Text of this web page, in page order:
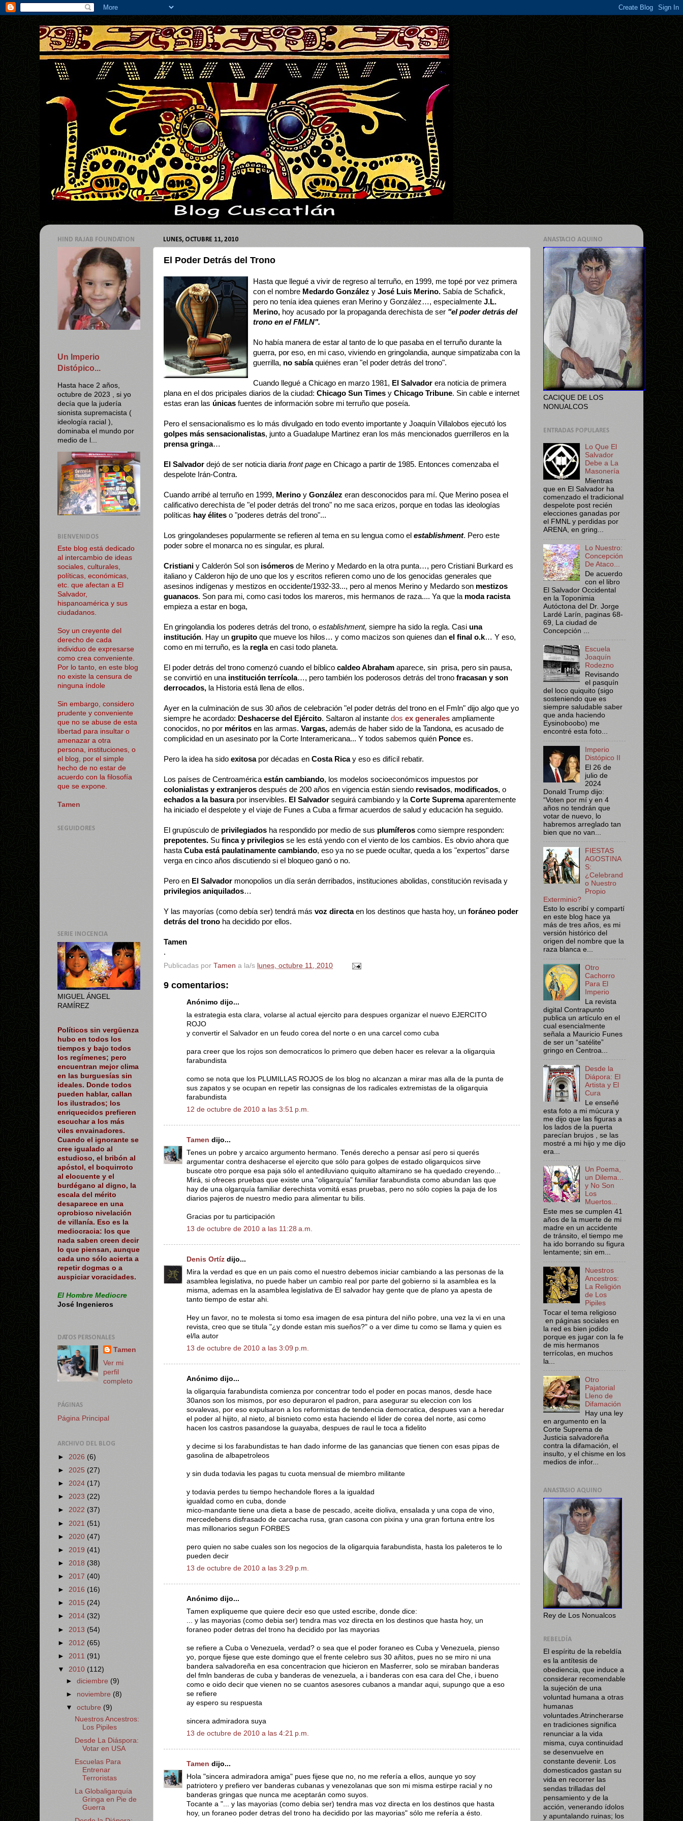
LUNES, OCTUBRE 11, 2010
El Poder Detrás del Trono
Hasta que llegué a vivir de regreso al terruño, en 1999, me topé por vez primera
con el nombre Medardo González y José Luis Merino. Sabía de Schafick,
pero no tenía idea quienes eran Merino y González…, especialmente J.L.
Merino, hoy acusado por la propaganda derechista de ser "el poder detrás del
trono en el FMLN".
No había manera de estar al tanto de lo que pasaba en el terruño durante la
guerra, por eso, en mi caso, viviendo en gringolandia, aunque simpatizaba con la
guerrilla, no sabíaquiénes eran "el poder detrás del trono".
Cuando llegué a Chicago en marzo 1981, El Salvador era noticia de primera
plana en el dos pricipales diarios de la ciudad: Chicago Sun Times y Chicago Tribune. Sin cable e internet
estas eran las únicas fuentes de información sobre mi terruño que poseía.
Pero el sensacionalismo es lo más divulgado en todo evento importante y Joaquín Villalobos ejecutó los
golpes más sensacionalistas, junto a Guadalupe Martinez eran los más mencionados guerrilleros en la
prensa gringa…
El Salvador dejó de ser noticia diaria front page en Chicago a partir de 1985. Entonces comenzaba el
despelote Irán-Contra.
Cuando arribé al terruño en 1999, Merino y González eran desconocidos para mí. Que Merino posea el
calificativo derechista de "el poder detrás del trono" no me saca erizos, porque en todas las ideologías
políticas hay élites o "poderes detrás del trono"...
Los gringolandeses popularmente se refieren al tema en su lengua como el establishment. Pero este
poder sobre el monarca no es singular, es plural.
Cristiani y Calderón Sol son isómeros de Merino y Medardo en la otra punta…, pero Cristiani Burkard es
italiano y Calderon hijo de uno que los y escritos refieren como uno de los genocidas generales que
asesinos indígenas y mestizos en occidente/1932-33..., pero al menos Merino y Medardo son mestizos
guanacos. Son para mi, como casi todos los mareros, mis hermanos de raza.... Ya que la moda racista
empieza a estar en boga,
En gringolandia los poderes detrás del trono, o establishment, siempre ha sido la regla. Casi una
institución. Hay un grupito que mueve los hilos… y como macizos son quienes dan el final o.k… Y eso,
como en mi terruño, es la reglaen casi todo planeta.
El poder detrás del trono comenzó cuando el bíblico caldeo Abraham aparece, sin prisa, pero sin pausa,
se convirtió en una institución terrícola…, pero también los poderosos detrás del trono fracasan y son
derrocados, la Historia está llena de ellos.
Ayer en la culminación de sus 30 años de celebración "el poder detrás del trono en el Fmln" dijo algo que yo
siempre he acordado: Deshacerse del Ejército. Saltaron al instante dos ex generales ampliamente
conocidos, no por méritos en las armas. Vargas, además de haber sido de la Tandona, es acusado de
complicidad en un asesinato por la Corte Interamericana... Y todos sabemos quién Ponce es.
Pero la idea ha sido exitosapor décadas en Costa Ricay eso es difícil rebatir.
Los países de Centroamérica están cambiando, los modelos socioeconómicos impuestos por
colonialistas y extranjeros después de 200 años en vigencia están siendo revisados, modificados, o
echados a la basurapor inservibles. El Salvador seguirá cambiando y la Corte Supremaaparentemente
ha iniciado el despelote y el viaje de Funes a Cuba a firmar acuerdos de salud y educación ha seguido.
El grupúsculo de privilegiados ha respondido por medio de sus plumíferos como siempre responden:
prepotentes. Su finca y privilegios se les está yendo con el viento de los cambios. Es obvio ahora que
hasta Cuba está paulatinamente cambiando, eso ya no se puede ocultar, queda a los "expertos" darse
verga en cinco años discutiendo si el bloqueo ganó o no.
Pero en El Salvador monopolios un día serán derribados, instituciones abolidas, constitución revisada y
privilegios aniquilados…
Y las mayorías (como debía ser) tendrá más voz directaen los destinos que hasta hoy, un foráneo poder
detrás del trono ha decidido por ellos.
Tamen
.
Publicadas por Tamen a la/s lunes, octubre 11, 2010
9 comentarios:
Anónimo dijo...
la estrategia esta clara, volarse al actual ejercito para despues organizar el nuevo EJERCITO
ROJO
y convertir el Salvador en un feudo corea del norte o en una carcel como cuba
para creer que los rojos son democraticos lo primero que deben hacer es relevar a la oligarquia
farabundista
como se nota que los PLUMILLAS ROJOS de los blog no alcanzan a mirar mas alla de la punta de
sus zapatos y se ocupan en repetir las consignas de los radicales extremistas de la oligarquia
farabundista
12 de octubre de 2010 a las 3:51 p.m.
Tamen dijo...
Tenes un pobre y arcaico argumento hermano. Tenés derecho a pensar así pero si querés
argumentar contra deshacerse el ejercito que sólo para golpes de estado oligarquicos sirve
buscate otro porque esa paja sólo el antediluviano quiquito altamirano se ha quedado creyendo...
Mirá, si ofreces pruebas que existe una "oligarquía" familiar farabundista como abundan las que
hay de una olgarquía familiar derechista vomitá esas pruebas, pero no sólo copies la paja de los
diarios pajeros de nuestro medio para alimentar tu bilis.
Gracias por tu participación
13 de octubre de 2010 a las 11:28 a.m.
Denis Ortíz dijo...
Mira la verdad es que en un pais como el nuestro debemos iniciar cambiando a las personas de la
asamblea legislativa, no puede haber un cambio real por parte del gobierno si la asamblea es la
misma, ademas en la asamblea legislativa de El salvador hay gente que de plano ya apesta de
tanto tiempo de estar ahi.
Hey un favor, no te molesta si tomo esa imagen de esa pintura del niño pobre, una vez la vi en una
revista, creo que se titula "¿y donde estan mis sueños?" o a ver dime tu como se llama y quien es
el/la autor
13 de octubre de 2010 a las 3:09 p.m.
Anónimo dijo...
la oligarquia farabundista comienza por concentrar todo el poder en pocas manos, desde hace
30anos son los mismos, por eso depuraron el padron, para asegurar su eleccion con los
sovalevas, por eso expulsaron a los reformistas de tendencia democratica, despues van a heredar
el poder al hijito, al nieto, al bisnieto como esta haciendo el lider de corea del norte, asi como
hacen los castros pasandose la guayaba, despues de raul le toca a fidelito
y decime si los farabundistas te han dado informe de las ganancias que tienen con esas pipas de
gasolina de albapetroleos
y sin duda todavia les pagas tu cuota mensual de miembro militante
y todavia perdes tu tiempo hechandole flores a la igualdad
igualdad como en cuba, donde
mico-mandante tiene una dieta a base de pescado, aceite dioliva, ensalada y una copa de vino,
mercedebens disfrasado de carcacha rusa, gran casona con pixina y una gran fortuna entre los
mas millonarios segun FORBES
pero quien no sabe cuales son los negocios de la oligarquia farabundista, hasta los paleteros te lo
pueden decir
13 de octubre de 2010 a las 3:29 p.m.
Anónimo dijo...
Tamen expliqueme que quiere decir eso que usted escribe, donde dice:
... y las mayorias (como debia ser) tendra mas voz directa en los destinos que hasta hoy, un
foraneo poder detras del trono ha decidido por las mayorias
se refiere a Cuba o Venezuela, verdad? o sea que el poder foraneo es Cuba y Venezuela, pienso
yo, porque fijese que este domingo que el frente celebro sus 30 añitos, pues no se miro ni una
bandera salvadoreña en esa concentracion que hicieron en Masferrer, solo se miraban banderas
del fmln banderas de cuba y banderas de venezuela, a i banderas con esa cara del Che, i bueno
como e oido decir que vienen no se cuantos asesores cubanos a mandar aqui, supungo que a eso
se refiere
ay espero su respuesta
sincera admiradora suya
13 de octubre de 2010 a las 4:21 p.m.
Tamen dijo...
Hola "sincera admiradora amiga" pues fijese que no, no me refería a ellos, aunque yo soy
patriotero y prefiero ver banderas cubanas y venezolanas que son mi misma estirpe racial y no
banderas gringas que nunca me aceptarán como suyos.
Tocante a "... y las mayorias (como debia ser) tendra mas voz directa en los destinos que hasta
hoy, un foraneo poder detras del trono ha decidido por las mayorias" sólo me refería a ésto.
HIND RAJAB FOUNDATION
Un Imperio
Distópico...
Hasta hace 2 años,
octubre de 2023 , si yo
decía que la judería
sionista supremacista (
ideología racial ),
dominaba el mundo por
medio de l...
BIENVENIDOS
Este blog está dedicado
al intercambio de ideas
sociales, culturales,
políticas, económicas,
etc. que afectan a El
Salvador,
hispanoamérica y sus
ciudadanos.
Soy un creyente del
derecho de cada
individuo de expresarse
como crea conveniente.
Por lo tanto, en este blog
no existe la censura de
ninguna índole
Sin embargo, considero
prudente y conveniente
que no se abuse de esta
libertad para insultar o
amenazar a otra
persona, instituciones, o
el blog, por el simple
hecho de no estar de
acuerdo con la filosofía
que se expone.
Tamen
SEGUIDORES
SERIE INOCENCIA
MIGUEL ÁNGEL
RAMÍREZ
Políticos sin vergüenza
hubo en todos los
tiempos y bajo todos
los regímenes; pero
encuentran mejor clima
en las burguesías sin
ideales. Donde todos
pueden hablar, callan
los ilustrados; los
enriquecidos prefieren
escuchar a los más
viles envainadores.
Cuando el ignorante se
cree igualado al
estudioso, el bribón al
apóstol, el boquirroto
al elocuente y el
burdégano al digno, la
escala del mérito
desaparece en una
oprobioso nivelación
de villanía. Eso es la
mediocracia: los que
nada saben creen decir
lo que piensan, aunque
cada uno sólo acierta a
repetir dogmas o a
auspiciar voracidades.
El Hombre Mediocre
José Ingenieros
DATOS PERSONALES
Tamen
Ver mi
perfil
completo
PÁGINAS
Página Principal
ARCHIVO DEL BLOG
► 2026 (6)
► 2025 (27)
► 2024 (17)
► 2023 (22)
► 2022 (37)
► 2021 (51)
► 2020 (47)
► 2019 (41)
► 2018 (38)
► 2017 (40)
► 2016 (16)
► 2015 (24)
► 2014 (32)
► 2013 (54)
► 2012 (65)
► 2011 (91)
▼ 2010 (112)
►diciembre (9)
► noviembre (8)
▼octubre (9)
Nuestros Ancestros:
Los Pipiles
Desde La Diáspora:
Votar en USA
Escuelas Para
Entrenar
Terroristas
La Globaligarquía
Gringa en Pie de
Guerra
ANASTACIO AQUINO
CACIQUE DE LOS
NONUALCOS
ENTRADAS POPULARES
Lo Que El
Salvador
Debe a La
Masonería
Mientras
que en El Salvador ha
comenzado el tradicional
despelote post recién
elecciones ganadas por
el FMNL y perdidas por
ARENA, en gring...
Lo Nuestro:
Concepción
De Ataco...
De acuerdo
con el libro
El Salvador Occidental
en la Toponimia
Autóctona del Dr. Jorge
Lardé Larín, paginas 68-
69, La ciudad de
Concepción ...
Escuela
Joaquín
Rodezno
Revisando
el pasquín
del loco quiquito (sigo
sosteniendo que es
siempre saludable saber
que anda haciendo
Eysinoboobo) me
encontré esta foto...
Imperio
Distópico II
El 26 de
julio de
2024
Donald Trump dijo:
“Voten por mí y en 4
años no tendrán que
votar de nuevo, lo
habremos arreglado tan
bien que no van...
FIESTAS
AGOSTINA
S:
¿Celebrand
o Nuestro
Propio
Exterminio?
Esto lo escribí y compartí
en este blog hace ya
más de tres años, es mi
versión histórico del
origen del nombre que la
raza blanca e...
Otro
Cachorro
Para El
Imperio
La revista
digital Contrapunto
publica un artículo en el
cual esencialmente
señala a Mauricio Funes
de ser un “satélite”
gringo en Centroa...
Desde la
Diápora: El
Artista y El
Cura
Le enseñé
esta foto a mi múcura y
me dijo que las figuras a
los lados de la puerta
parecían brujos , se las
mostré a mi hijo y me dijo
era...
Un Poema,
un Dilema...
y No Son
Los
Muertos...
Este mes se cumplen 41
años de la muerte de mi
madre en un accidente
de tránsito, el tiempo me
ha ido borrando su figura
lentamente; sin em...
Nuestros
Ancestros:
La Religión
de Los
Pipiles
Tocar el tema religioso
en páginas sociales en
la red es bien jodido
porque es jugar con la fe
de mis hermanos
terrícolas, en muchos
la...
Otro
Pajatorial
Lleno de
Difamación
Hay una ley
en argumento en la
Corte Suprema de
Justicia salvadoreña
contra la difamación, el
insulto, y el chisme en los
medios de infor...
ANASTASIO AQUINO
Rey de Los Nonualcos
REBELDÍA
El espíritu de la rebeldía
es la antítesis de
obediencia, que induce a
considerar recomendable
la sujeción de una
voluntad humana a otras
humanas
voluntades.Atrincherarse
en tradiciones significa
renunciar a la vida
misma, cuya continuidad
se desenvuelve en
constante devenir. Los
domesticados gastan su
vida en recorrer las
sendas trilladas del
pensamiento y de la
acción, venerando ídolos
y apuntalando ruinas; los